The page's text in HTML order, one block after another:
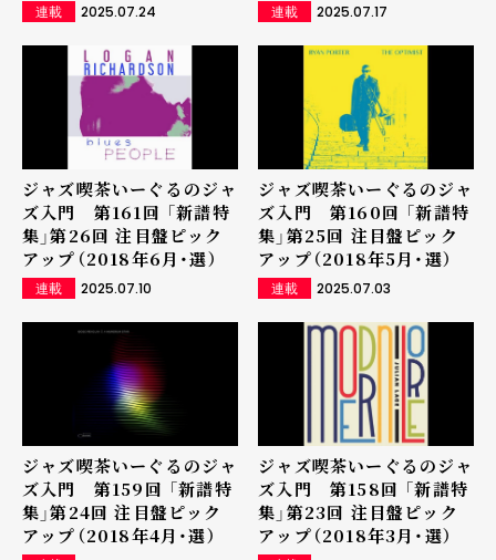
連載 2025.07.24 連載 2025.07.17
ジャズ喫茶いーぐるのジャ
ズ入門 第161回 「新譜特
集」第26回 注目盤ピック
アップ（2018年6月・選）
連載 2025.07.10
ジャズ喫茶いーぐるのジャ
ズ入門 第160回 「新譜特
集」第25回 注目盤ピック
アップ（2018年5月・選）
連載 2025.07.03
ジャズ喫茶いーぐるのジャ
ズ入門 第159回 「新譜特
集」第24回 注目盤ピック
アップ（2018年4月・選）
ジャズ喫茶いーぐるのジャ
ズ入門 第158回 「新譜特
集」第23回 注目盤ピック
アップ（2018年3月・選）